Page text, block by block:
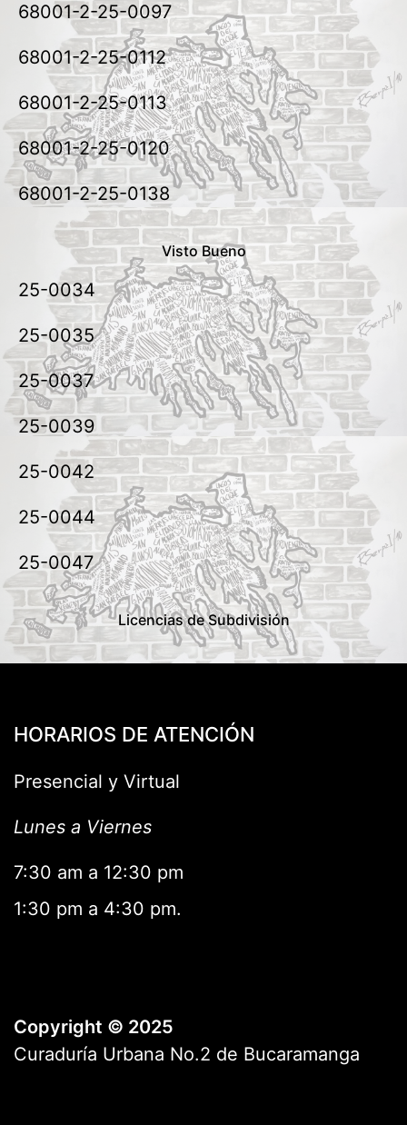
68001-2-25-0097
68001-2-25-0112
68001-2-25-0113
68001-2-25-0120
68001-2-25-0138
Visto Bueno
25-0034
25-0035
25-0037
25-0039
25-0042
25-0044
25-0047
Licencias de Subdivisión
HORARIOS DE ATENCIÓN
Presencial y Virtual
Lunes a Viernes
7:30 am a 12:30 pm
1:30 pm a 4:30 pm.
Copyright © 2025
Curaduría Urbana No.2 de Bucaramanga